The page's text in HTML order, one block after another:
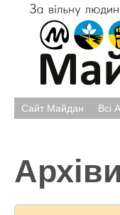
Сайт Майдан Всі